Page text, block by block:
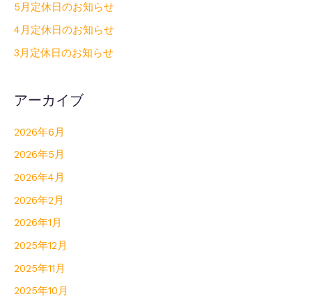
5月定休日のお知らせ
4月定休日のお知らせ
3月定休日のお知らせ
アーカイブ
2026年6月
2026年5月
2026年4月
2026年2月
2026年1月
2025年12月
2025年11月
2025年10月